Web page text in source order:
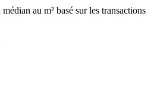
au m² basé sur les transactions